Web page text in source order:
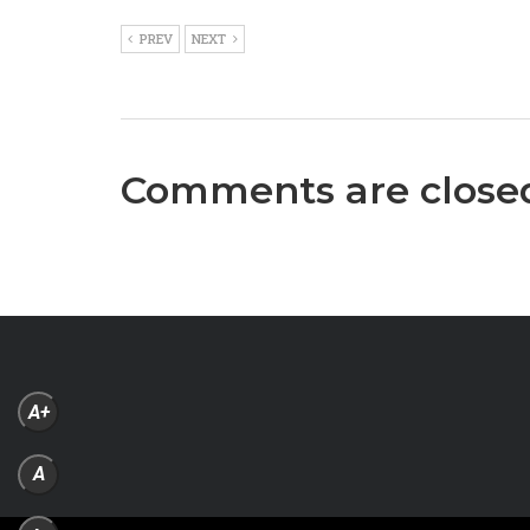
PREV NEXT
Comments are
A+
A